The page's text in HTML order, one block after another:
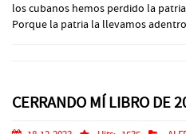
los cubanos hemos perdido la
Porque la patria la llevamos
CERRANDO MÍ LIBRO DE